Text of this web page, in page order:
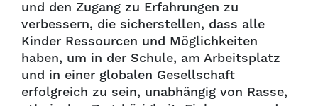
und den Zugang zu Erfahrungen zu
verbessern, die sicherstellen, dass alle
Kinder Ressourcen und Möglichkeiten
haben, um in der Schule, am Arbeitsplatz
und in einer globalen Gesellschaft
erfolgreich zu sein, unabhängig von Rasse,